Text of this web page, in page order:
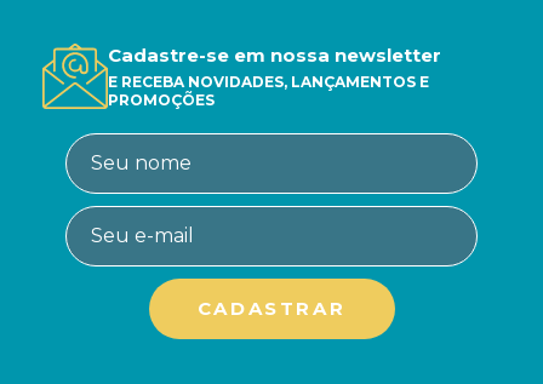
Cadastre-se em nossa newsletter
E RECEBA NOVIDADES, LANÇAMENTOS E
PROMOÇÕES